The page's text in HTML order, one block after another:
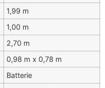
1,99 m
1,00 m
2,70 m
0,98 m x 0,78 m
Batterie